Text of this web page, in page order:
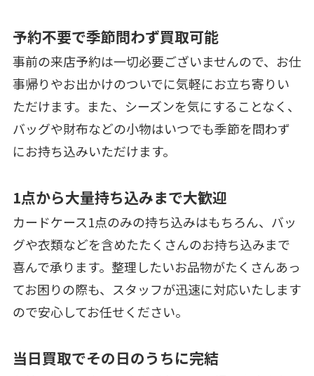
予約不要で季節問わず買取可能
事前の来店予約は一切必要ございませんので、お仕
事帰りやお出かけのついでに気軽にお立ち寄りい
ただけます。また、シーズンを気にすることなく、
バッグや財布などの小物はいつでも季節を問わず
にお持ち込みいただけます。
1点から大量持ち込みまで大歓迎
カードケース1点のみの持ち込みはもちろん、バッ
グや衣類などを含めたたくさんのお持ち込みまで
喜んで承ります。整理したいお品物がたくさんあっ
てお困りの際も、スタッフが迅速に対応いたします
ので安心してお任せください。
当日買取でその日のうちに完結